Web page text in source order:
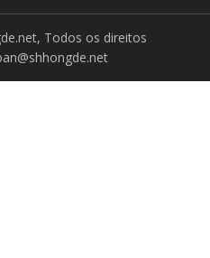
Todos os direitos